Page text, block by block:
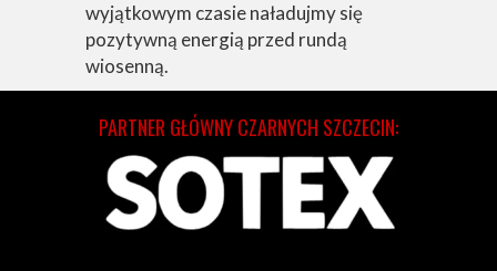
wyjątkowym czasie naładujmy się
pozytywną energią przed rundą
wiosenną.
PARTNER GŁÓWNY CZARNYCH SZCZECIN: